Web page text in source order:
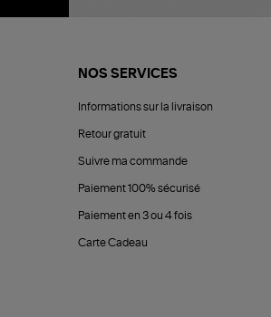
NOS SERVICES
Informations sur la livraison
Retour gratuit
Suivre ma commande
Paiement 100% sécurisé
Paiement en 3 ou 4 fois
Carte Cadeau